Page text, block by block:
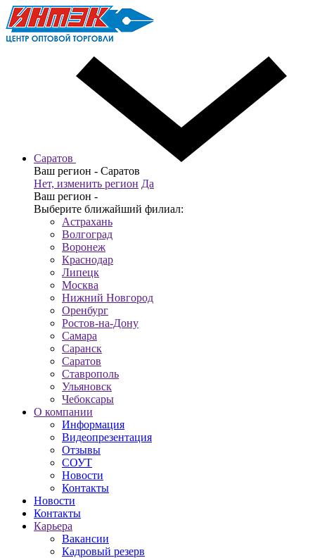
Саратов
Ваш регион - Саратов
Нет, изменить регион Да
Ваш регион -
Выберите ближайший филиал:
Астрахань
Волгоград
Воронеж
Краснодар
Липецк
Москва
Нижний Новгород
Оренбург
Ростов-на-Дону
Самара
Саранск
Саратов
Ставрополь
Ульяновск
Чебоксары
О компании
Информация
Видеопрезентация
Отзывы
СОУТ
Новости
Контакты
Новости
Контакты
Карьера
Вакансии
Кадровый резерв